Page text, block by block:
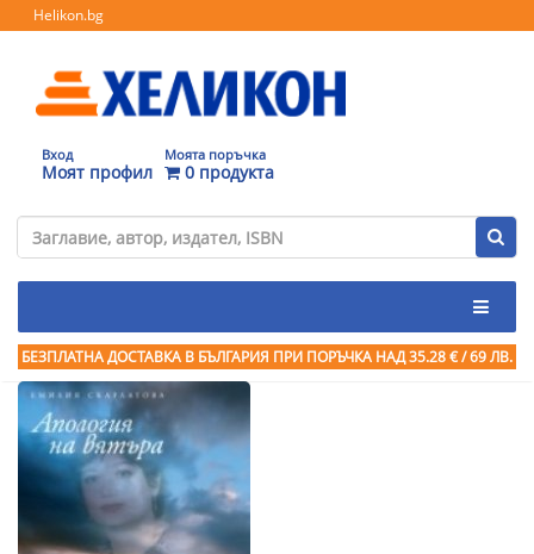
Helikon.bg
Вход
Моят профил
Моята поръчка
0 продукта
БЕЗПЛАТНА ДОСТАВКА В БЪЛГАРИЯ ПРИ ПОРЪЧКА НАД 35.28 € / 69 ЛВ.